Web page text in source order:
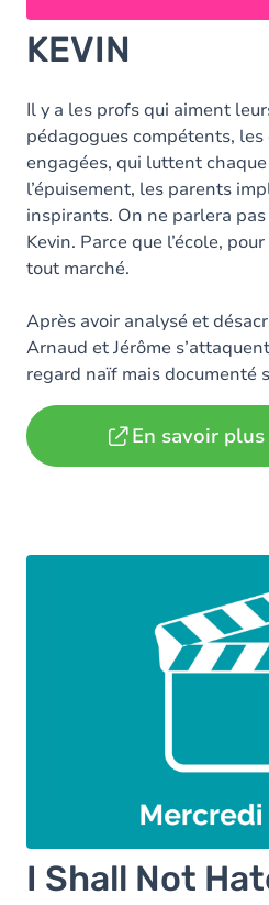
KEVIN
Il y a les profs qui aiment
pédagogues compétents, les
engagées, qui luttent chaque
l’épuisement, les parents
inspirants. On ne parlera
Kevin. Parce que l’école,
tout marché.
Après avoir analysé et
Arnaud et Jérôme
regard naïf mais documenté
valeurs et ses…Lire plus
En savoir
I Shall Not